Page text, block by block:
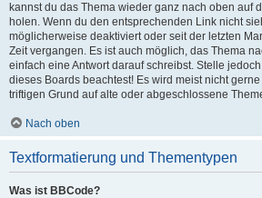
kannst du das Thema wieder ganz nach oben auf
holen. Wenn du den entsprechenden Link nicht
möglicherweise deaktiviert oder seit der letzten
Zeit vergangen. Es ist auch möglich, das Thema
einfach eine Antwort darauf schreibst. Stelle
dieses Boards beachtest! Es wird meist nicht
triftigen Grund auf alte oder abgeschlossene
Nach oben
Textformatierung und Thementypen
Was ist BBCode?